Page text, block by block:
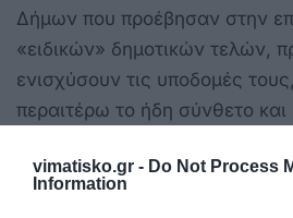
vimatisko.gr - Do Not Process
Information
Δήμων που προέβησαν στην
«ειδικών» δημοτικών τελών,
ενισχύσουν τις υποδομές
περαιτέρω το ήδη σύνθετο και
επιχειρήσεις του κλάδου.